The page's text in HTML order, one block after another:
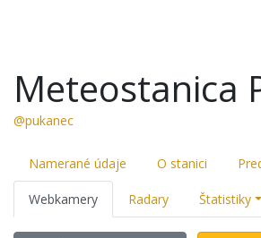
Meteostanica
@pukanec
Namerané údaje O stanici
Webkamery Radary Štatistiky